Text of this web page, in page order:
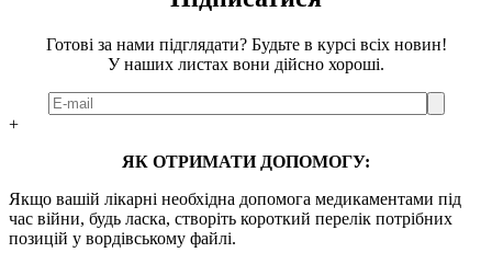
Готові за нами підглядати? Будьте в курсі всіх новин!
У наших листах вони дійсно хороші.
+
ЯК ОТРИМАТИ ДОПОМОГУ:
Якщо вашій лікарні необхідна допомога медикаментами під
час війни, будь ласка, створіть короткий перелік потрібних
позицій у вордівському файлі.